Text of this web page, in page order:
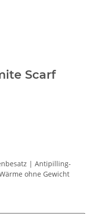
Scarf
| Antipilling-
ohne Gewicht